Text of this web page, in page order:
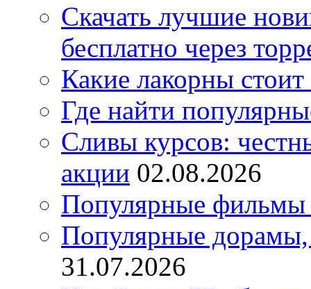
Скачать лучшие
бесплатно через
Какие лакорны стоит
Где найти
Сливы курсов:
акции 02.08.2026
Популярные фильмы
Популярные дорамы,
31.07.2026